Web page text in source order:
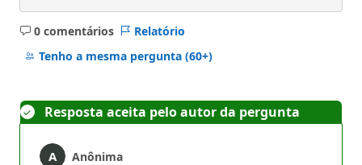
0 comentários
Sem
comentários
Relatório
Tenho a mesma pergunta (60+)
Resposta aceita pelo autor da pergunta
Anônima